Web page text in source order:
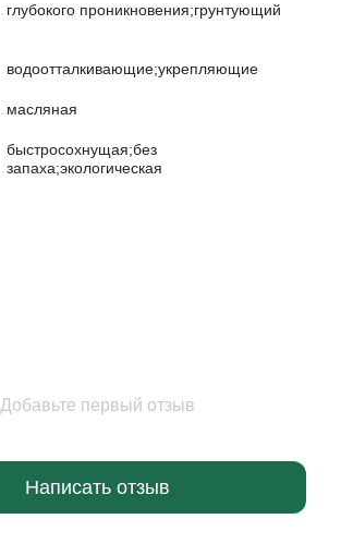
глубокого проникновения;грунтующий
водоотталкивающие;укрепляющие
масляная
быстросохнущая;без
запаха;экологическая
Добавьте первый отзыв
Написать отзыв